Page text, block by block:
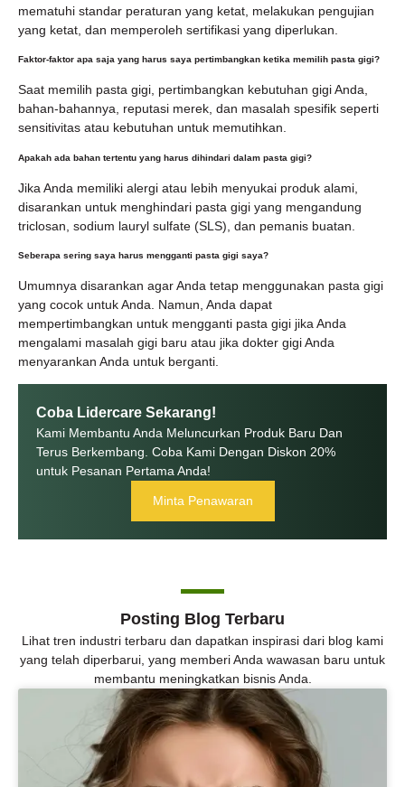
mematuhi standar peraturan yang ketat, melakukan pengujian
yang ketat, dan memperoleh sertifikasi yang diperlukan.
Faktor-faktor apa saja yang harus saya pertimbangkan ketika memilih pasta gigi?
Saat memilih pasta gigi, pertimbangkan kebutuhan gigi Anda,
bahan-bahannya, reputasi merek, dan masalah spesifik seperti
sensitivitas atau kebutuhan untuk memutihkan.
Apakah ada bahan tertentu yang harus dihindari dalam pasta gigi?
Jika Anda memiliki alergi atau lebih menyukai produk alami,
disarankan untuk menghindari pasta gigi yang mengandung
triclosan, sodium lauryl sulfate (SLS), dan pemanis buatan.
Seberapa sering saya harus mengganti pasta gigi saya?
Umumnya disarankan agar Anda tetap menggunakan pasta gigi
yang cocok untuk Anda. Namun, Anda dapat
mempertimbangkan untuk mengganti pasta gigi jika Anda
mengalami masalah gigi baru atau jika dokter gigi Anda
menyarankan Anda untuk berganti.
Coba Lidercare Sekarang!
Kami Membantu Anda Meluncurkan Produk Baru Dan
Terus Berkembang. Coba Kami Dengan Diskon 20%
untuk Pesanan Pertama Anda!
Minta Penawaran
Posting Blog Terbaru
Lihat tren industri terbaru dan dapatkan inspirasi dari blog kami
yang telah diperbarui, yang memberi Anda wawasan baru untuk
membantu meningkatkan bisnis Anda.